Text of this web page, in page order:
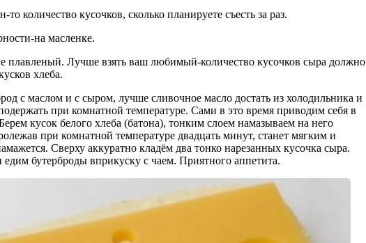
количество кусочков, сколько планируете съесть за раз.
на масленке.
плавленый. Лучше взять ваш любимый-количество кусочков сыра должно
хлеба.
с маслом и с сыром, лучше сливочное масло достать из холодильника и
при комнатной температуре. Сами в это время приводим себя в
кусок белого хлеба (батона), тонким слоем намазываем на него
при комнатной температуре двадцать минут, станет мягким и
Сверху аккуратно кладём два тонко нарезанных кусочка сыра.
бутерброды вприкуску с чаем. Приятного аппетита.